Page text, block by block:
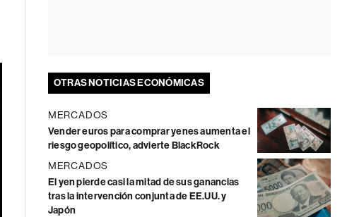
OTRAS NOTICIAS ECONÓMICAS
MERCADOS
Vender euros para comprar yenes aumenta el
riesgo geopolítico, advierte BlackRock
MERCADOS
El yen pierde casi la mitad de sus ganancias
tras la intervención conjunta de EE.UU. y
Japón